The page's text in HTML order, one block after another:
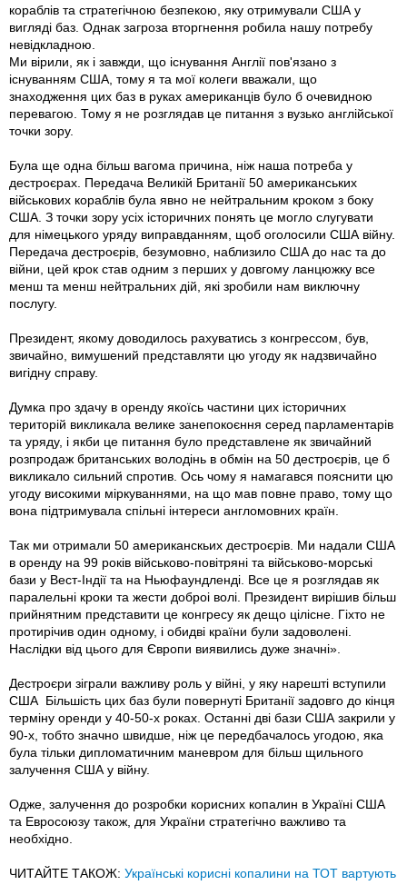
кораблів та стратегічною безпекою, яку отримували США у
вигляді баз. Однак загроза вторгнення робила нашу потребу
невідкладною.
Ми вірили, як і завжди, що існування Англії пов'язано з
існуванням США, тому я та мої колеги вважали, що
знаходження цих баз в руках американців було б очевидною
перевагою. Тому я не розглядав це питання з вузько англійської
точки зору.
Була ще одна більш вагома причина, ніж наша потреба у
дестроєрах. Передача Великій Британії 50 американських
військових кораблів була явно не нейтральним кроком з боку
США. З точки зору усіх історичних понять це могло слугувати
для німецького уряду виправданням, щоб оголосили США війну.
Передача дестроєрів, безумовно, наблизило США до нас та до
війни, цей крок став одним з перших у довгому ланцюжку все
менш та менш нейтральних дій, які зробили нам виключну
послугу.
Президент, якому доводилось рахуватись з конгрессом, був,
звичайно, вимушений представляти цю угоду як надзвичайно
вигідну справу.
Думка про здачу в оренду якоїсь частини цих історичних
територій викликала велике занепокоєння серед парламентарів
та уряду, і якби це питання було представлене як звичайний
розпродаж британських володінь в обмін на 50 дестроєрів, це б
викликало сильний спротив. Ось чому я намагався пояснити цю
угоду високими міркуваннями, на що мав повне право, тому що
вона підтримувала спільні інтереси англомовних країн.
Так ми отримали 50 американскьих дестроєрів. Ми надали США
в оренду на 99 років військово-повітряні та військово-морські
бази у Вест-Індії та на Ньюфаундленді. Все це я розглядав як
паралельні кроки та жести доброі волі. Президент вирішив більш
прийнятним представити це конгресу як дещо цілісне. Гіхто не
протирічив один одному, і обидві країни були задоволені.
Наслідки від цього для Європи виявились дуже значні».
Дестроєри зіграли важливу роль у війні, у яку нарешті вступили
США Більшість цих баз були повернуті Британії задовго до кінця
терміну оренди у 40-50-х роках. Останні дві бази США закрили у
90-х, тобто значно швидше, ніж це передбачалось угодою, яка
була тільки дипломатичним маневром для більш щильного
залучення США у війну.
Одже, залучення до розробки корисних копалин в Україні США
та Евросоюзу також, для України стратегічно важливо та
необхідно.
ЧИТАЙТЕ ТАКОЖ: Українські корисні копалини на ТОТ вартують